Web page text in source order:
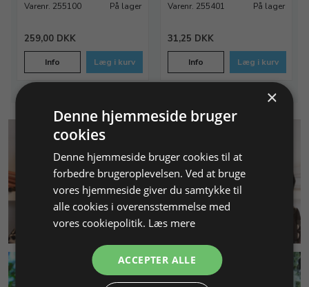
Varenr. 255100 På lager
259,00 DKK
Info Læg i kurv
Varenr. 255401 På lager
31,25 DKK
Info Læg i kurv
KUNDESERVICE
×
Denne hjemmeside bruger
cookies
Denne hjemmeside bruger cookies til at
forbedre brugeroplevelsen. Ved at bruge
vores hjemmeside giver du samtykke til
alle cookies i overensstemmelse med
vores cookiepolitik. Læs mere
ACCEPTER ALLE